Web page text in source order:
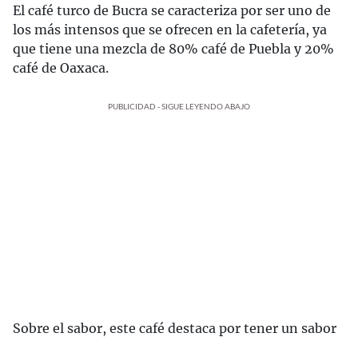
El café turco de Bucra se caracteriza por ser uno de
los más intensos que se ofrecen en la cafetería, ya
que tiene una mezcla de 80% café de Puebla y 20%
café de Oaxaca.
PUBLICIDAD - SIGUE LEYENDO ABAJO
Sobre el sabor, este café destaca por tener un sabor